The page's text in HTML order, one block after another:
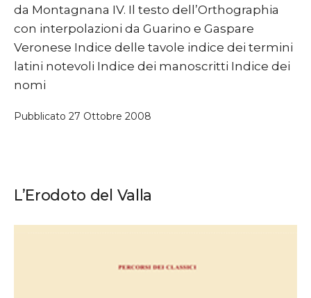
da Montagnana IV. Il testo dell’Orthographia
con interpolazioni da Guarino e Gaspare
Veronese Indice delle tavole indice dei termini
latini notevoli Indice dei manoscritti Indice dei
nomi
Pubblicato 27 Ottobre 2008
L’Erodoto del Valla